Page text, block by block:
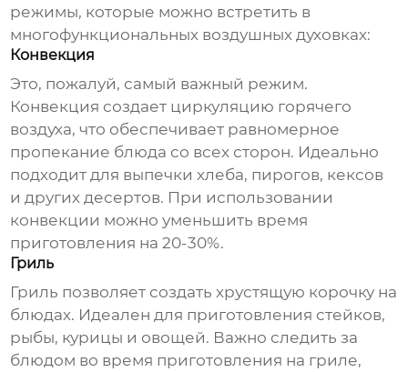
режимы, которые можно встретить в
многофункциональных воздушных духовках:
Конвекция
Это, пожалуй, самый важный режим.
Конвекция создает циркуляцию горячего
воздуха, что обеспечивает равномерное
пропекание блюда со всех сторон. Идеально
подходит для выпечки хлеба, пирогов, кексов
и других десертов. При использовании
конвекции можно уменьшить время
приготовления на 20-30%.
Гриль
Гриль позволяет создать хрустящую корочку на
блюдах. Идеален для приготовления стейков,
рыбы, курицы и овощей. Важно следить за
блюдом во время приготовления на гриле,